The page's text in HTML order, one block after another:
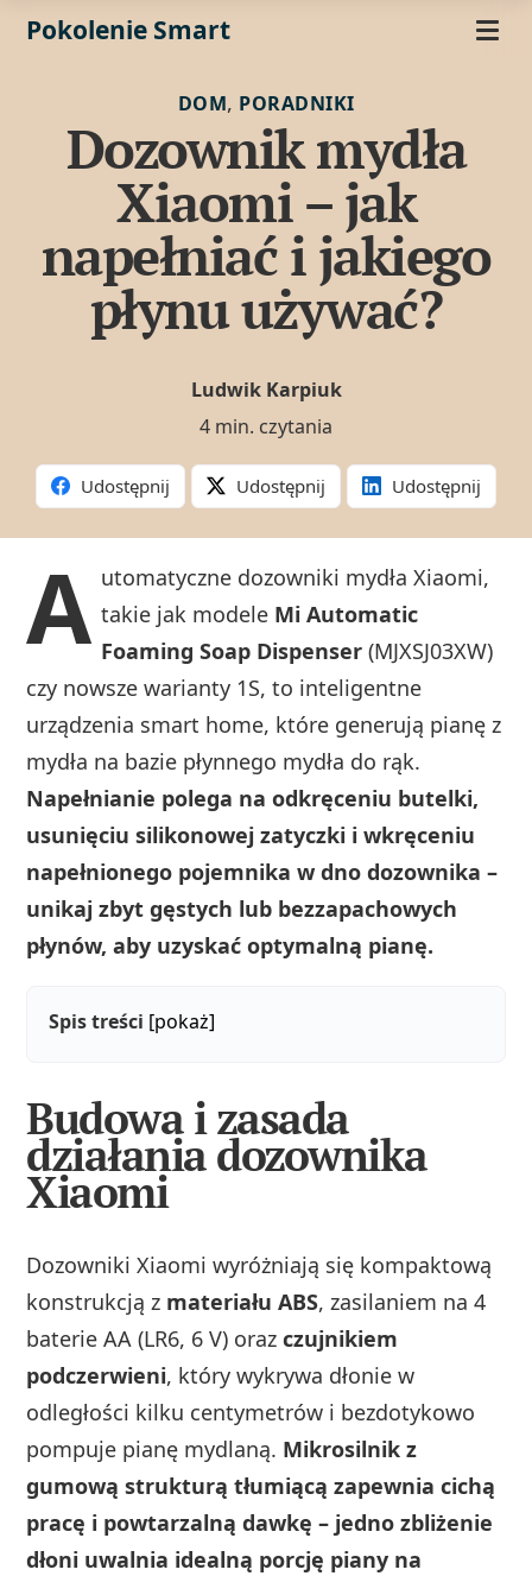
Pokolenie Smart
DOM, PORADNIKI
Dozownik mydła
Xiaomi – jak
napełniać i jakiego
płynu używać?
Ludwik Karpiuk
4 min. czytania
Udostępnij Udostępnij Udostępnij
A utomatyczne dozowniki mydła Xiaomi,
takie jak modele Mi Automatic
Foaming Soap Dispenser (MJXSJ03XW)
czy nowsze warianty 1S, to inteligentne
urządzenia smart home, które generują pianę z
mydła na bazie płynnego mydła do rąk.
Napełnianie polega na odkręceniu butelki,
usunięciu silikonowej zatyczki i wkręceniu
napełnionego pojemnika w dno dozownika –
unikaj zbyt gęstych lub bezzapachowych
płynów, aby uzyskać optymalną pianę.
Spis treści [pokaż]
Budowa i zasada
działania dozownika
Xiaomi
Dozowniki Xiaomi wyróżniają się kompaktową
konstrukcją z materiału ABS, zasilaniem na 4
baterie AA (LR6, 6 V) orazczujnikiem
podczerwieni, który wykrywa dłonie w
odległości kilku centymetrów i bezdotykowo
pompuje pianę mydlaną. Mikrosilnik z
gumową strukturą tłumiącą zapewnia cichą
pracę i powtarzalną dawkę – jedno zbliżenie
dłoni uwalnia idealną porcję piany na